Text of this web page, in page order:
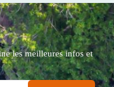
les meilleures infos et